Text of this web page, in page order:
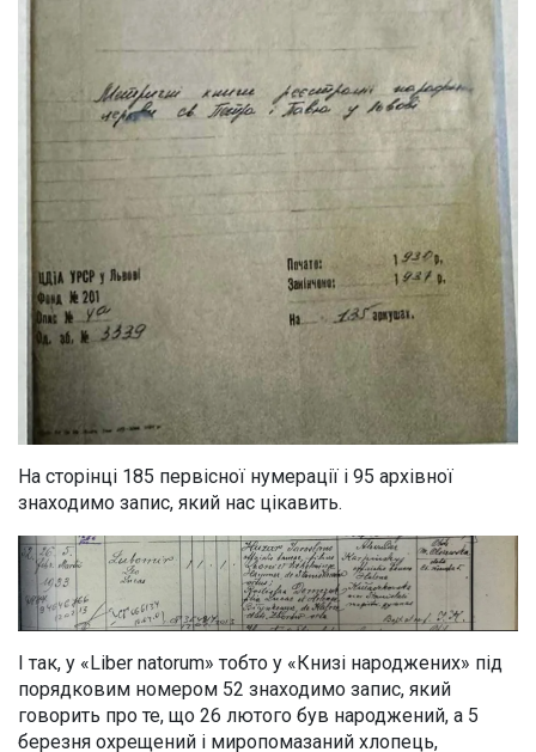
На сторінці 185 первісної нумерації і 95 архівної
знаходимо запис, який нас цікавить.
І так, у «Liber natorum» тобто у «Книзі народжених» під
порядковим номером 52 знаходимо запис, який
говорить про те, що 26 лютого був народжений, а 5
березня охрещений і миропомазаний хлопець,